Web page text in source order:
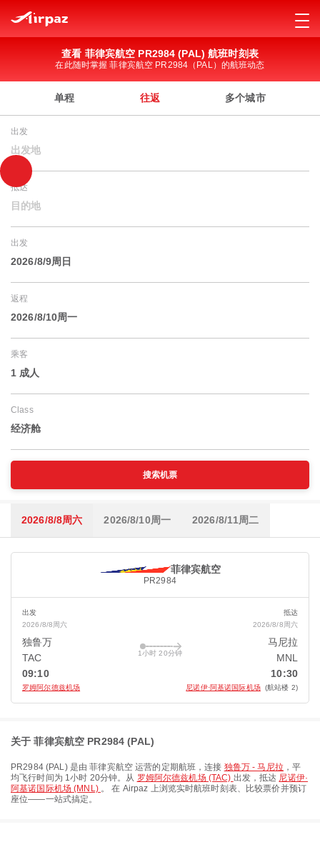
查看 菲律宾航空 PR2984 (PAL) 航班时刻表
在此随时掌握 菲律宾航空 PR2984（PAL）的航班动态
单程 往返 多个城市
出发
出发地
抵达
目的地
出发
2026/8/9周日
返程
2026/8/10周一
乘客
1 成人
Class
经济舱
搜索机票
2026/8/8周六 2026/8/10周一 2026/8/11周二
菲律宾航空
PR2984
出发
2026/8/8周六
独鲁万
TAC
09:10
罗姆阿尔德兹机场
1小时 20分钟
抵达
2026/8/8周六
马尼拉
MNL
10:30
尼诺伊·阿基诺国际机场 (航站楼 2)
关于 菲律宾航空 PR2984 (PAL)
PR2984(PAL) 是由菲律宾航空运营的定期航班，连接 独鲁万 - 马尼拉，平
均飞行时间为 1小时 20分钟。从 罗姆阿尔德兹机场 (TAC) 出发，抵达 尼诺伊·
阿基诺国际机场 (MNL) 。 在 Airpaz 上浏览实时航班时刻表、比较票价并预订
座位——一站式搞定。